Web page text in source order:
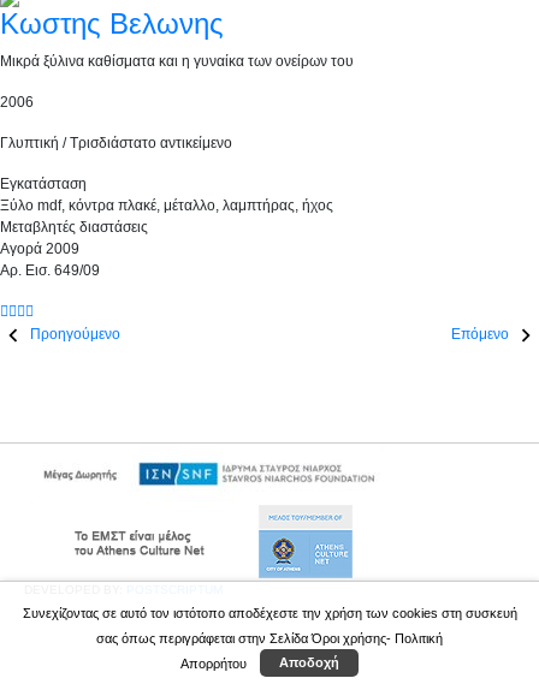
Κωστης Βελωνης
Μικρά ξύλινα καθίσματα και η γυναίκα των ονείρων του
2006
Γλυπτική / Τρισδιάστατο αντικείμενο
Εγκατάσταση
Ξύλο mdf, κόντρα πλακέ, μέταλλο, λαμπτήρας, ήχος
Μεταβλητές διαστάσεις
Αγορά 2009
Αρ. Εισ. 649/09
Προηγούμενο Επόμενο
Συνεχίζοντας σε αυτό τον ιστότοπο αποδέχεστε την χρήση των cookies στη συσκευή
σας όπως περιγράφεται στην ΣελίδαΌροι χρήσης- Πολιτική
Απορρήτου
Αποδοχή